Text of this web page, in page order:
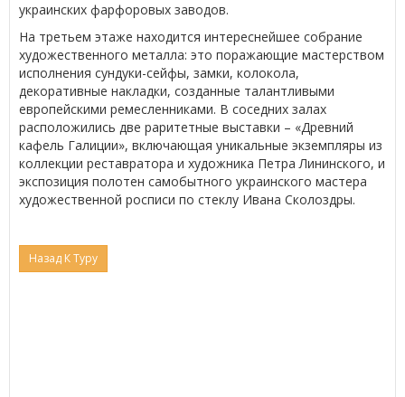
украинских фарфоровых заводов.
На третьем этаже находится интереснейшее собрание
художественного металла: это поражающие мастерством
исполнения сундуки-сейфы, замки, колокола,
декоративные накладки, созданные талантливыми
европейскими ремесленниками. В соседних залах
расположились две раритетные выставки – «Древний
кафель Галиции», включающая уникальные экземпляры из
коллекции реставратора и художника Петра Лининского, и
экспозиция полотен самобытного украинского мастера
художественной росписи по стеклу Ивана Сколоздры.
Назад К Туру